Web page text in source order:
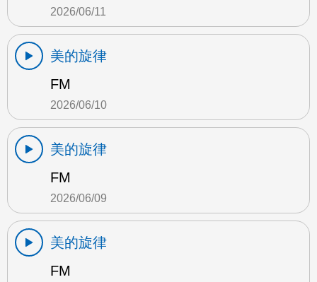
2026/06/11
美的旋律
FM
2026/06/10
美的旋律
FM
2026/06/09
美的旋律
FM